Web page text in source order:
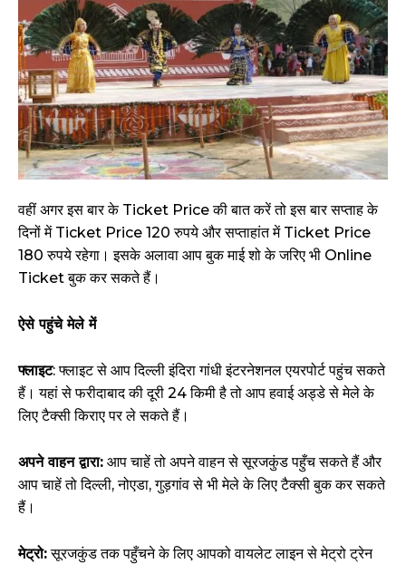
वहीं अगर इस बार के Ticket Price की बात करें तो इस बार सप्ताह के
दिनों में Ticket Price 120 रुपये और सप्ताहांत में Ticket Price
180 रुपये रहेगा। इसके अलावा आप बुक माई शो के जरिए भी Online
Ticket बुक कर सकते हैं।
ऐसे पहुंचे मेले में
फ्लाइट: फ्लाइट से आप दिल्ली इंदिरा गांधी इंटरनेशनल एयरपोर्ट पहुंच सकते
हैं। यहां से फरीदाबाद की दूरी 24 किमी है तो आप हवाई अड्डे से मेले के
लिए टैक्सी किराए पर ले सकते हैं।
अपने वाहन द्वारा: आप चाहें तो अपने वाहन से सूरजकुंड पहुँच सकते हैं और
आप चाहें तो दिल्ली, नोएडा, गुड़गांव से भी मेले के लिए टैक्सी बुक कर सकते
हैं।
मेट्रो:सूरजकुंड तक पहुँचने के लिए आपको वायलेट लाइन से मेट्रो ट्रेन